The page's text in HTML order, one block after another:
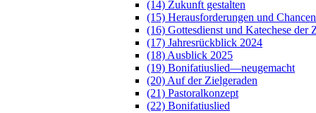
(14) Zukunft gestalten
(15) Herausforderungen und Chancen
(16) Gottesdienst und Katechese der
(17) Jahresrückblick 2024
(18) Ausblick 2025
(19) Bonifatiuslied—neugemacht
(20) Auf der Zielgeraden
(21) Pastoralkonzept
(22) Bonifatiuslied